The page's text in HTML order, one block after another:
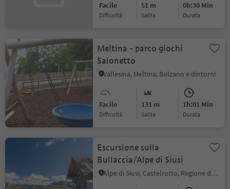
Facile
Difficoltà
51 m
Salita
0h:30 Min
durata
Meltina - parco giochi
Salonetto
Vallesina, Meltina, Bolzano e dintorni
Facile
Difficoltà
131 m
Salita
1h:01 Min
durata
Escursione sulla
Bullaccia/Alpe di Siusi
Alpe di Siusi, Castelrotto, Regione dolomitica Alpe di Siusi